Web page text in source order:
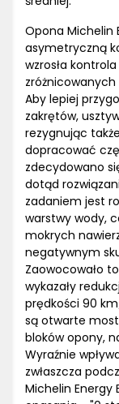
Opona Michelin
asymetryczną
wzrosła
Aby lepiej
zakrętów,
rezygnując
dopracować
zdecydowano
dotąd
zadaniem jest
warstwy wody,
mokrych
negatywnym
Zaowocowało
wykazały
prędkości 90
są otwarte
bloków opony,
Wyraźnie
zwłaszcza
Michelin Energy